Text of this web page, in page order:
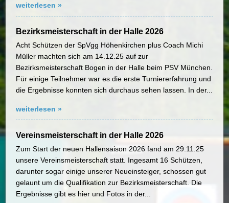
weiterlesen »
Bezirksmeisterschaft in der Halle 2026
Acht Schützen der SpVgg Höhenkirchen plus Coach Michi
Müller machten sich am 14.12.25 auf zur
Bezirksmeisterschaft Bogen in der Halle beim PSV München.
Für einige Teilnehmer war es die erste Turniererfahrung und
die Ergebnisse konnten sich durchaus sehen lassen. In der...
weiterlesen »
Vereinsmeisterschaft in der Halle 2026
Zum Start der neuen Hallensaison 2026 fand am 29.11.25
unsere Vereinsmeisterschaft statt. Ingesamt 16 Schützen,
darunter sogar einige unserer Neueinsteiger, schossen gut
gelaunt um die Qualifikation zur Bezirksmeisterschaft. Die
Ergebnisse gibt es hier und Fotos in der...